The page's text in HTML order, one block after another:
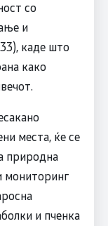
со
и
каде што
како
места, ќе се
природна
мониторинг
и пченка